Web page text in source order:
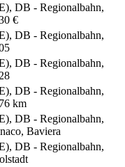
DB - Regionalbahn,
€
DB - Regionalbahn,
DB - Regionalbahn,
DB - Regionalbahn,
km
DB - Regionalbahn,
Baviera
DB - Regionalbahn,